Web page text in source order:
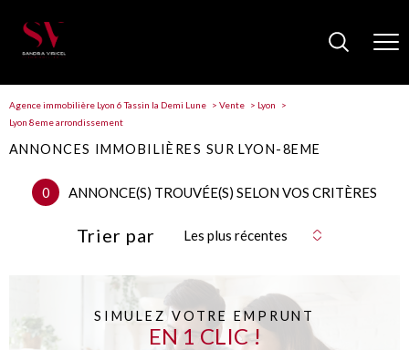
Agence immobilière Lyon 6 Tassin la Demi Lune Vente
Lyon
Lyon 8eme arrondissement
ANNONCES IMMOBILIÈRES SUR LYON-8EME
0 ANNONCE(S) TROUVÉE(S) SELON VOS CRITÈRES
Trier par Les plus récentes
SIMULEZ VOTRE EMPRUNT
EN 1 CLIC !